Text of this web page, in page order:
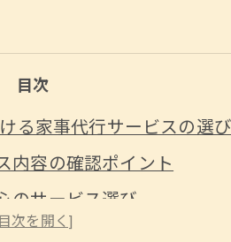
目次
る家事代行サービスの選
内容の確認ポイント
のサービス選び